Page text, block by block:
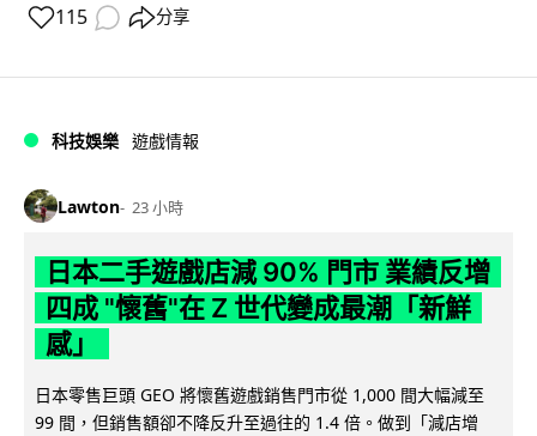
115 分享
科技娛樂 遊戲情報
Lawton 23 小時
日本二手遊戲店減 90% 門市 業績反增
四成 "懷舊"在 Z 世代變成最潮「新鮮
感」
日本零售巨頭 GEO 將懷舊遊戲銷售門市從 1,000 間大幅減至
99 間，但銷售額卻不降反升至過往的 1.4 倍。做到「減店增